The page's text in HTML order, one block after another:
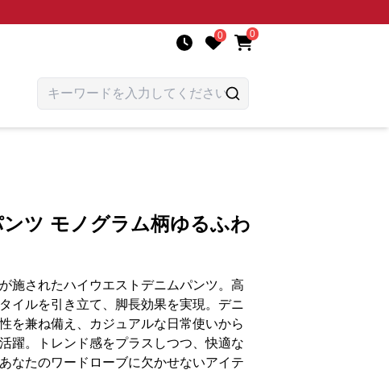
0 0
ツ モノグラム柄ゆるふわ
施されたハイウエストデニムパンツ。高
イルを引き立て、脚長効果を実現。デニ
を兼ね備え、カジュアルな日常使いから
躍。トレンド感をプラスしつつ、快適な
なたのワードローブに欠かせないアイテ